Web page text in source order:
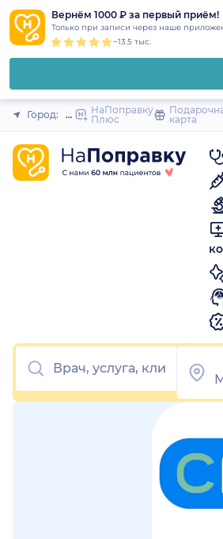
Вернём 1000 ₽ за первый приём!
Только при записи через наше
~13.5 тыс.
Закрыть
Город: МоскваНаПоправку
Плюс
карта